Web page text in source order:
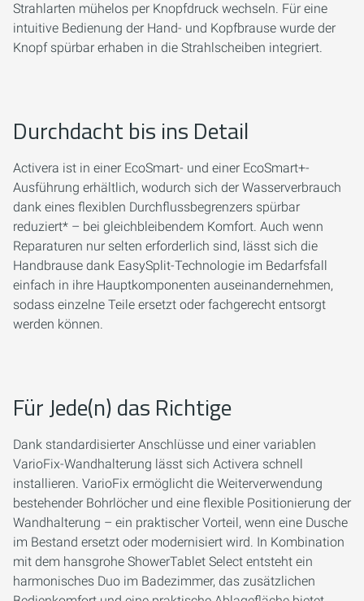
Strahlarten mühelos per Knopfdruck wechseln. Für eine
intuitive Bedienung der Hand- und Kopfbrause wurde der
Knopf spürbar erhaben in die Strahlscheiben integriert.
Durchdacht bis ins Detail
Activera ist in einer EcoSmart- und einer EcoSmart+-
Ausführung erhältlich, wodurch sich der Wasserverbrauch
dank eines flexiblen Durchflussbegrenzers spürbar
reduziert* – bei gleichbleibendem Komfort. Auch wenn
Reparaturen nur selten erforderlich sind, lässt sich die
Handbrause dank EasySplit-Technologie im Bedarfsfall
einfach in ihre Hauptkomponenten auseinandernehmen,
sodass einzelne Teile ersetzt oder fachgerecht entsorgt
werden können.
Für Jede(n) das Richtige
Dank standardisierter Anschlüsse und einer variablen
VarioFix-Wandhalterung lässt sich Activera schnell
installieren. VarioFix ermöglicht die Weiterverwendung
bestehender Bohrlöcher und eine flexible Positionierung der
Wandhalterung – ein praktischer Vorteil, wenn eine Dusche
im Bestand ersetzt oder modernisiert wird. In Kombination
mit dem hansgrohe ShowerTablet Select entsteht ein
harmonisches Duo im Badezimmer, das zusätzlichen